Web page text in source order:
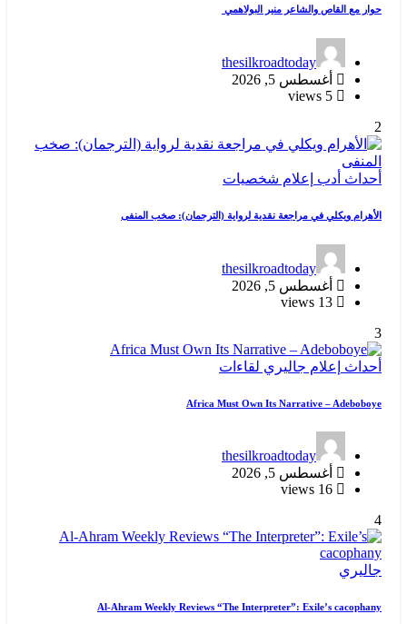
حوار مع القاص والشاعر منير البولاهمي
thesilkroadtoday
أغسطس 5, 2026
2
أحداث أدب إعلام شخصيات
الأهرام ويكلي في مراجعة نقدية لرواية (الترجمان): صخب المنفى
thesilkroadtoday
أغسطس 5, 2026
3
أحداث إعلام جاليري لقاءات
Africa Must Own Its Narrative – Adeboboye
thesilkroadtoday
أغسطس 5, 2026
4
جاليري
Al-Ahram Weekly Reviews “The Interpreter”: Exile’s cacophany